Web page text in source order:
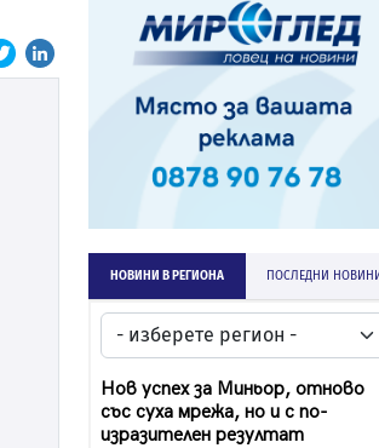
НОВИНИ В РЕГИОНА ПОСЛЕДНИ НОВИНИ
Нов успех за Миньор, отново
със суха мрежа, но и с по-
изразителен резултат